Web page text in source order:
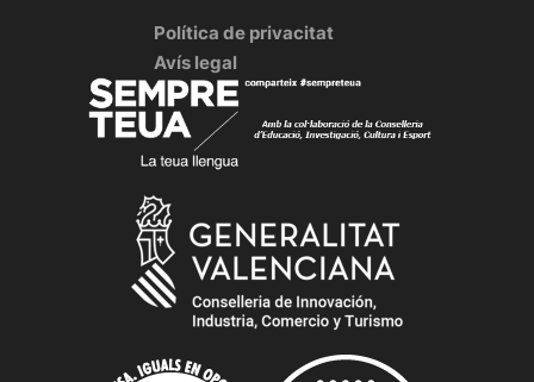
Política de privacitat
Avís legal